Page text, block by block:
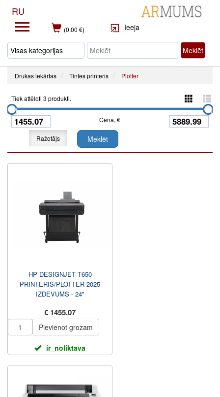
RU
(0.00 €) Ieeja
Meklēt
Drukas iekārtas Tintes printeris Plotter
Tiek attēloti 3 produkti.
Cena, €
Ražotājs Meklēt
HP DESIGNJET T650
PRINTERIS/PLOTTER 2025
IZDEVUMS - 24"
TINTE, DRUKĀT, AUTO L...
€ 1455.07
Pievienot grozam
ir_noliktava